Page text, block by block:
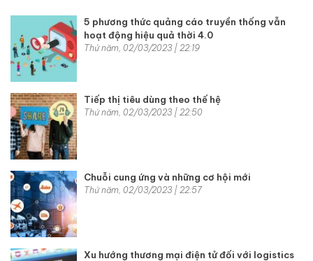
5 phương thức quảng cáo truyền thống vẫn
hoạt động hiệu quả thời 4.0
Thứ năm, 02/03/2023 | 22:19
Tiếp thị tiêu dùng theo thế hệ
Thứ năm, 02/03/2023 | 22:50
Chuỗi cung ứng và những cơ hội mới
Thứ năm, 02/03/2023 | 22:57
Xu hướng thương mại điện tử đối với logistics